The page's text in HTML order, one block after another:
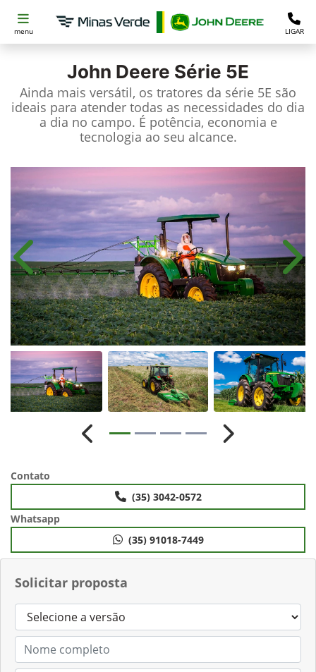
menu LIGAR
John Deere Série 5E
Ainda mais versátil, os tratores da série 5E são
ideais para atender todas as necessidades do dia
a dia no campo. É potência, economia e
tecnologia ao seu alcance.
Solicitar proposta
Anterior
Anterior Próximo
Contato
(35) 3042-0572
Whatsapp
(35) 91018-7449